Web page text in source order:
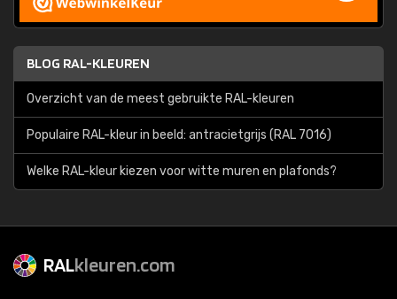
BLOG RAL-KLEUREN
Overzicht van de meest gebruikte RAL-kleuren
Populaire RAL-kleur in beeld: antracietgrijs (RAL 7016)
Welke RAL-kleur kiezen voor witte muren en plafonds?
RALkleuren.com